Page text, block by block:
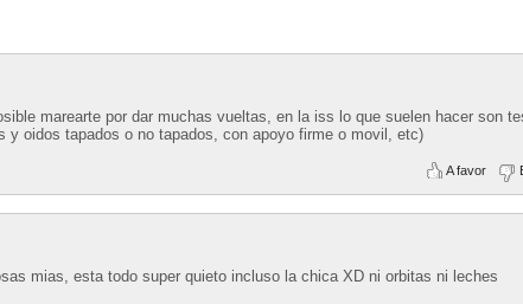
marearte por dar muchas vueltas, en la iss lo que suelen hacer son
y oidos tapados o no tapados, con apoyo firme o movil, etc)
A favor
mias, esta todo super quieto incluso la chica XD ni orbitas ni leches